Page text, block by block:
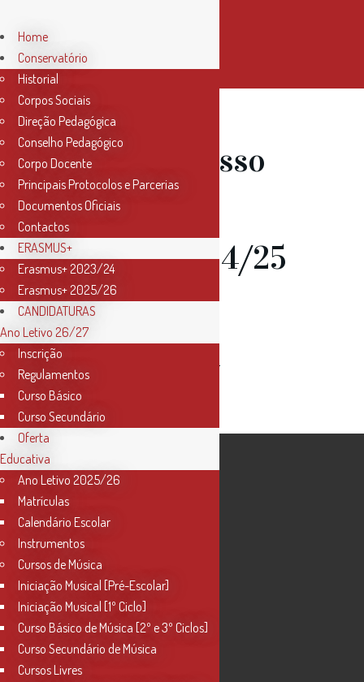
05 Mar
Acesso
ao EAE da
Música 2024/25
– Canção
obrigatória
Home
Conservatório
Historial
Corpos Sociais
Direção Pedagógica
Conselho Pedagógico
Corpo Docente
Principais Protocolos e Parcerias
Documentos Oficiais
Contactos
ERASMUS+
Erasmus+ 2023/24
Erasmus+ 2025/26
CANDIDATURAS
Ano Letivo 26/27
Inscrição
Regulamentos
Curso Básico
Curso Secundário
Oferta
Educativa
Ano Letivo 2025/26
Matrículas
Calendário Escolar
Instrumentos
Cursos de Música
Iniciação Musical [Pré-Escolar]
Iniciação Musical [1º Ciclo]
Curso Básico de Música [2º e 3º Ciclos]
Curso Secundário de Música
Cursos Livres